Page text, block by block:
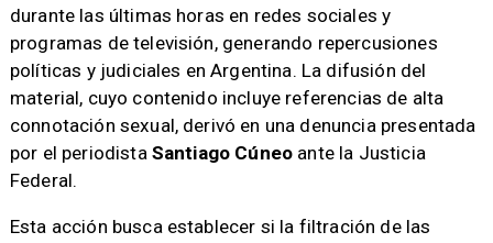
durante las últimas horas en redes sociales y
programas de televisión, generando repercusiones
políticas y judiciales en Argentina. La difusión del
material, cuyo contenido incluye referencias de alta
connotación sexual, derivó en una denuncia presentada
por el periodista Santiago Cúneo ante la Justicia
Federal.
Esta acción busca establecer si la filtración de las